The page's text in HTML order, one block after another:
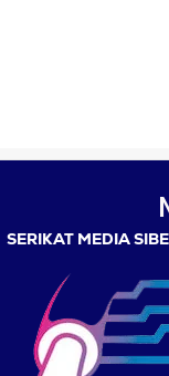
SERIKAT MEDIA